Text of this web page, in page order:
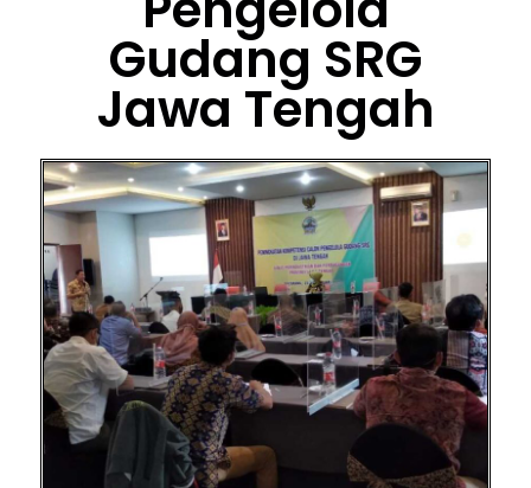
Gudang SRG
Jawa Tengah